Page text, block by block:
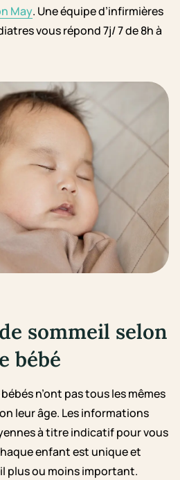
May. Une équipe d’infirmières
vous répond 7j/ 7 de 8h à
sommeil selon
bébé
n’ont pas tous les mêmes
leur âge. Les informations
à titre indicatif pour vous
enfant est unique et
plus ou moins important.